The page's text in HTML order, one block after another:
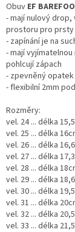
Obuv EF
- mají nulový
prostoru pro prsty
- zapínání je na
- mají
pohlcují zápach
- zpevněný opatek
- flexibilní 2mm
Rozměry:
vel. 24 ... délka
vel. 25 ... délka
vel. 26 ... délka
vel. 27 ... délka
vel. 28 ... délka
vel. 29 ... délka
vel. 30 ... délka
vel. 31 ... délka
vel. 32 ... délka
vel. 33 ... délka